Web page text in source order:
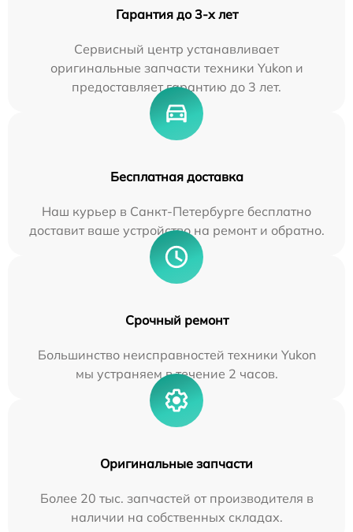
Гарантия до 3-х лет
Сервисный центр устанавливает
оригинальные запчасти техники Yukon и
предоставляет гарантию до 3 лет.
Бесплатная доставка
Наш курьер в Санкт-Петербурге бесплатно
доставит ваше устройство на ремонт и обратно.
Срочный ремонт
Большинство неисправностей техники Yukon
мы устраняем в течение 2 часов.
Оригинальные запчасти
Более 20 тыс. запчастей от производителя в
наличии на собственных складах.